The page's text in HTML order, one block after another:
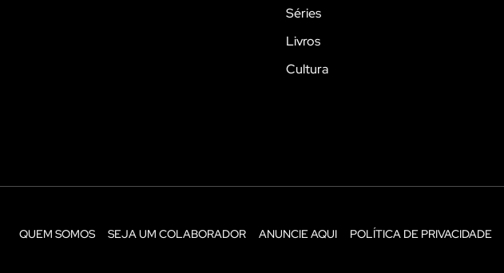
Séries
Livros
Cultura
QUEM SOMOS SEJA UM COLABORADOR ANUNCIE AQUI POLÍTICA DE PRIVACIDADE